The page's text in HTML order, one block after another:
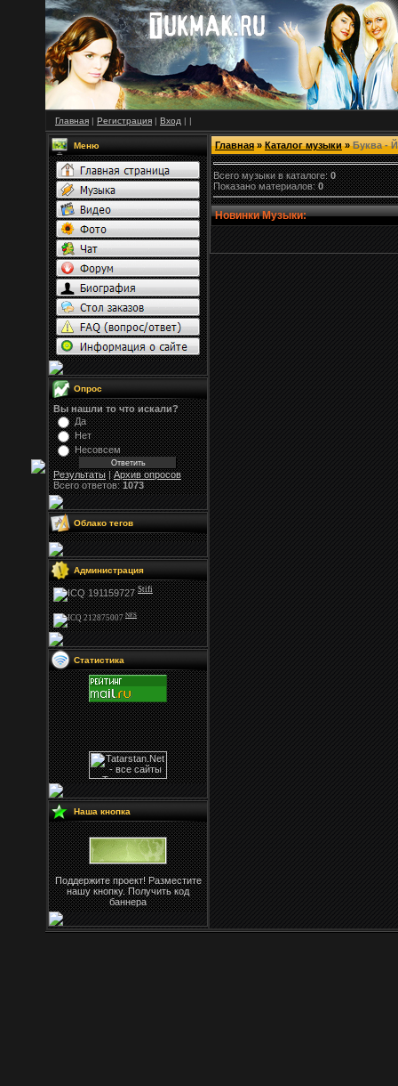
Главная | Регистрация | Вход | |
Меню
Опрос
Вы нашли то что искали?
Да
Нет
Несовсем
Результаты|Архив опросов
Всего ответов:1073
Облако тегов
Администрация
Stifi
NFS
Статистика
Наша кнопка
Поддержите проект! Разместите
нашу кнопку. Получить код
баннера
Главная»Каталог музыки»Буква - Й
Всего музыки в каталоге:0
Показано материалов:0
Новинки Музыки: